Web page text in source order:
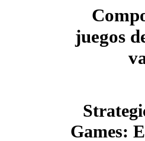
juegos
Games: